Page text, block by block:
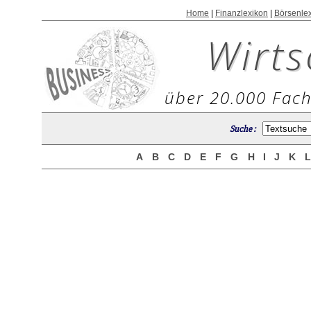
Home Finanzlexikon
über 20.000
Suche :
A B C D E F G H I J K